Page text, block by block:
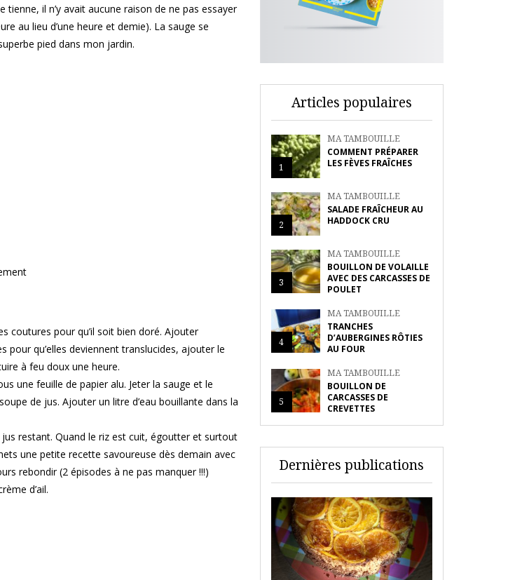
tienne, il n’y avait aucune raison de ne pas essayer
au lieu d’une heure et demie). La sauge se
pied dans mon jardin.
coutures pour qu’il soit bien doré. Ajouter
pour qu’elles deviennent translucides, ajouter le
à feu doux une heure.
une feuille de papier alu. Jeter la sauge et le
de jus. Ajouter un litre d’eau bouillante dans la
jus restant. Quand le riz est cuit, égoutter et surtout
une petite recette savoureuse dès demain avec
rebondir (2 épisodes à ne pas manquer !!!)
d’ail.
Articles populaires
1
MA TAMBOUILLE
COMMENT PRÉPARER
LES FÈVES FRAÎCHES
2
MA TAMBOUILLE
SALADE FRAÎCHEUR AU
HADDOCK CRU
3
MA TAMBOUILLE
BOUILLON DE VOLAILLE
AVEC DES CARCASSES DE
POULET
4
MA TAMBOUILLE
TRANCHES
D’AUBERGINES RÔTIES
AU FOUR
5
MA TAMBOUILLE
BOUILLON DE
CARCASSES DE
CREVETTES
Dernières publications